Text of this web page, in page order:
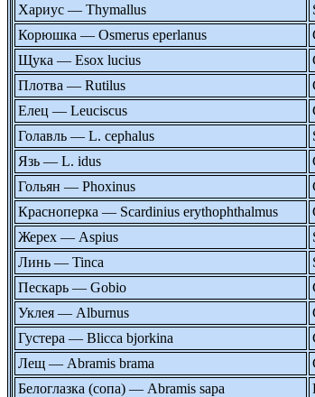
Хариус — Thymallus
Корюшка — Osmerus eperlanus
Щука — Esox lucius
Плотва — Rutilus
Елец — Leuciscus
Голавль — L. cephalus
Язь — L. idus
Гольян — Phoxinus
Красноперка — Scardinius erythophthalmus
Жерех — Aspius
Линь — Tinca
Пескарь — Gobio
Уклея — Alburnus
Густера — Blicca bjorkina
Лещ — Abramis brama
Белоглазка (сопа) — Abramis sapa